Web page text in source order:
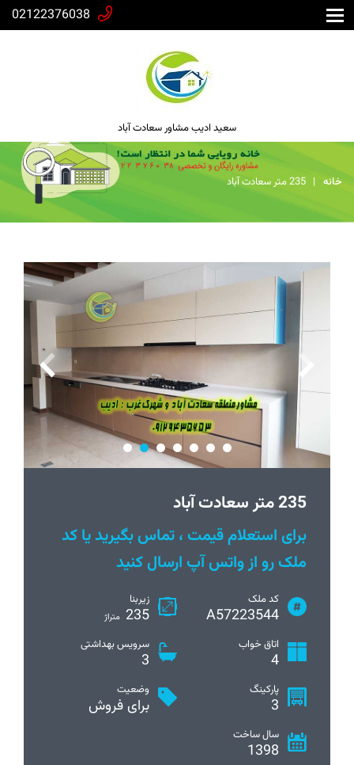
02122376038
سعید ادیب مشاور سعادت آباد
خانه 235 متر سعادت آباد
235 متر سعادت آباد
برای استعلام قیمت ، تماس بگیرید یا کد
ملک رو از واتس آپ ارسال کنید
کد ملک
A57223544
زیربنا
235 متراژ
اتاق خواب
4
سرویس بهداشتی
3
پارکینگ
3
وضعیت
برای فروش
سال ساخت
1398